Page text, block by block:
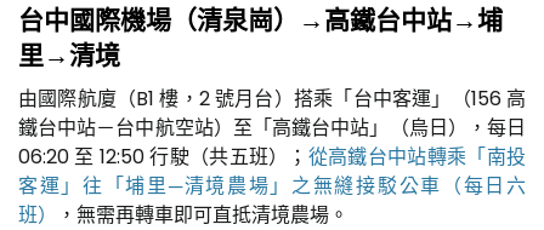
台中國際機場（清泉崗）→高鐵台中站→埔
里→清境
由國際航廈（B1 樓，2 號月台）搭乘「台中客運」（156 高
鐵台中站－台中航空站）至「高鐵台中站」（烏日），每日
06:20 至 12:50 行駛（共五班）； 從高鐵台中站轉乘「南投
客運」往「埔里─清境農場」之無縫接駁公車（每日六
班）
，無需再轉車即可直抵清境農場。